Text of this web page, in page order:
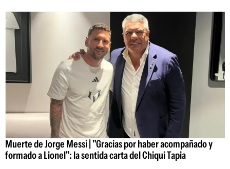
Muerte de Jorge Messi | "Gracias por haber acompañado y
formado a Lionel": la sentida carta del Chiqui Tapia